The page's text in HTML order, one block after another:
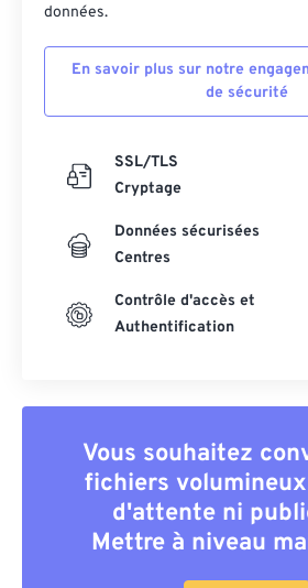
données.
En savoir plus sur notre
de sécurité
SSL/TLS
Cryptage
Données sécurisées
Centres
Contrôle d'accès et
Authentification
Vous souhaitez
fichiers
d'attente ni
Mettre à niveau